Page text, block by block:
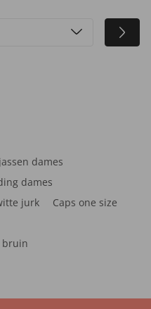
dames
dames
jurk
Caps one size
bruin